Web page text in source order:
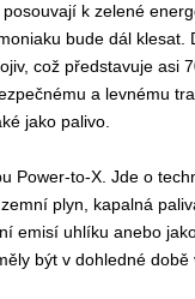
k zelené
bude dál klesat.
což představuje asi
a levnému
jako palivo.
Power-to-X. Jde o
plyn, kapalná
emisí uhlíku anebo
být v dohledné době